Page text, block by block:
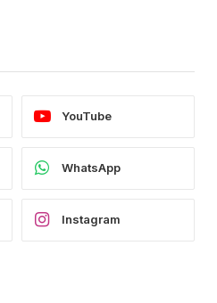
YouTube
WhatsApp
Instagram